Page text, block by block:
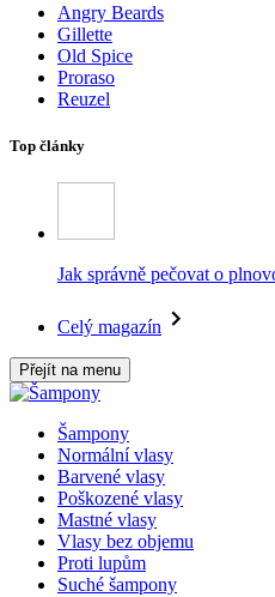
Angry Beards
Gillette
Old Spice
Proraso
Reuzel
Top články
Jak správně pečovat o
Celý magazín
Přejít na menu
Šampony
Normální vlasy
Barvené vlasy
Poškozené vlasy
Mastné vlasy
Vlasy bez objemu
Proti lupům
Suché šampony